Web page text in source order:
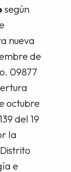
según
nueva
de
09877
octubre
del 19
la
e